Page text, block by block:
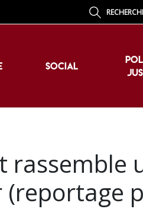
SOCIAL
SOCIAL
rassemble